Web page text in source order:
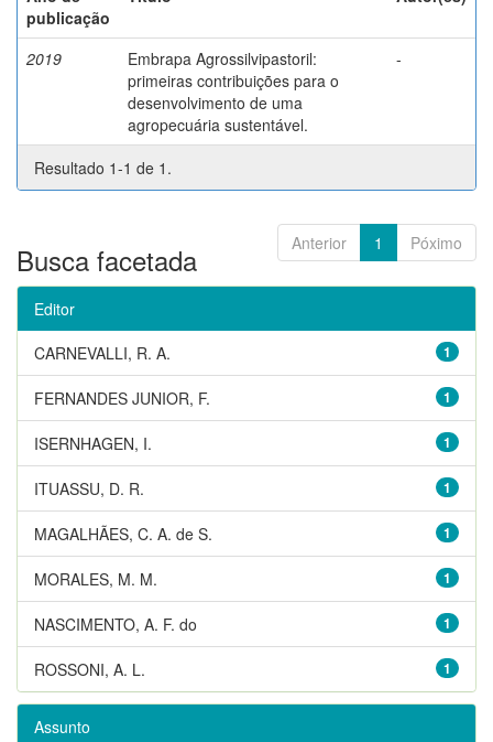
publicação
2019
Embrapa Agrossilvipastoril:
primeiras contribuições para o
desenvolvimento de uma
agropecuária sustentável.
-
Resultado 1-1 de 1.
Anterior 1 Póximo
Busca facetada
Editor
1
CARNEVALLI, R. A.
1
FERNANDES JUNIOR, F.
1
ISERNHAGEN, I.
1
ITUASSU, D. R.
1
MAGALHÃES, C. A. de S.
1
MORALES, M. M.
1
NASCIMENTO, A. F. do
1
ROSSONI, A. L.
Assunto